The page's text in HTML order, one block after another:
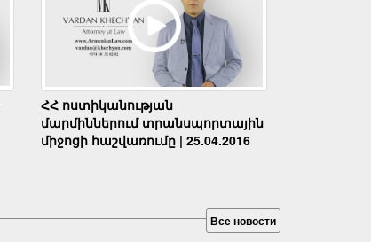
ՀՀ ոստիկանության
մարմիններում տրանսպորտային
միջոցի հաշվառումը | 25.04.2016
Все новости